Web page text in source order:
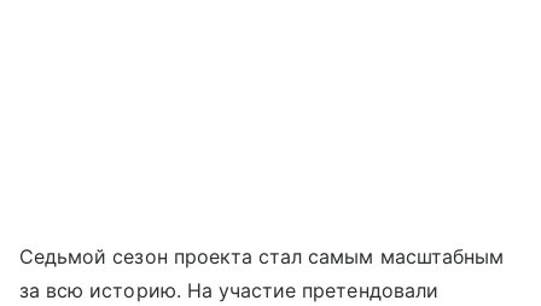
Седьмой сезон проекта стал самым масштабным
за всю историю. На участие претендовали